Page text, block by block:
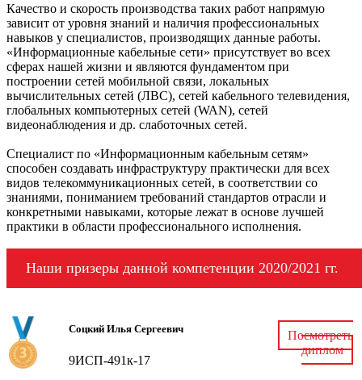
Качество и скорость производства таких работ напрямую
зависит от уровня знаний и наличия профессиональных
навыков у специалистов, производящих данные работы.
«Информационные кабельные сети» присутствует во всех
сферах нашей жизни и являются фундаментом при
построении сетей мобильной связи, локальных
вычислительных сетей (ЛВС), сетей кабельного телевидения,
глобальных компьютерных сетей (WAN), сетей
видеонаблюдения и др. слаботочных сетей.
Специалист по «Информационным кабельным сетям»
способен создавать инфраструктуру практически для всех
видов телекоммуникационных сетей, в соответствии со
знаниями, пониманием требований стандартов отрасли и
конкретными навыками, которые лежат в основе лучшей
практики в области профессионального исполнения.
Наши призеры данной компетенции 2020/2021 гг.
Соцкий Илья Сергеевич
9ИСП-491к-17
Посмотреть
диплом